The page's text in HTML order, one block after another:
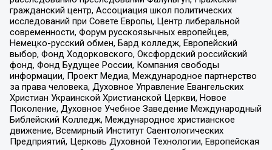
гражданский центр, Ассоциация школ политических
исследований при Совете Европы, Центр либеральной
современности, Форум русскоязычных европейцев,
Немецко-русский обмен, Бард колледж, Европейский
выбор, Фонд Ходорковского, Оксфордский российский
фонд, Фонд Будущее России, Компания свободы
информации, Проект Медиа, Международное партнерство
за права человека, Духовное Управление Евангельских
Христиан Украинской Христианской Церкви, Новое
Поколение, Духовное Учебное Заведение Международный
Библейский Колледж, Международное христианское
движение, Всемирный Институт Саентологических
Предприятий, Церковь Духовной Технологии, Европейская